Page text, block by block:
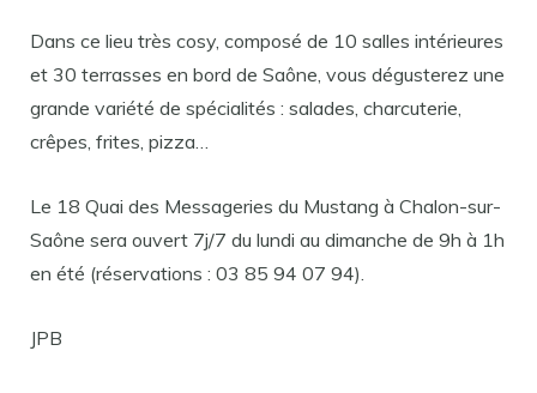
Dans ce lieu très cosy, composé de 10 salles intérieures
et 30 terrasses en bord de Saône, vous dégusterez une
grande variété de spécialités : salades, charcuterie,
crêpes, frites, pizza…
Le 18 Quai des Messageries du Mustang à Chalon-sur-
Saône sera ouvert 7j/7 du lundi au dimanche de 9h à 1h
en été (réservations : 03 85 94 07 94).
JPB